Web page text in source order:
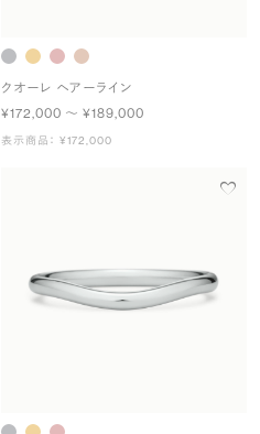
クオーレ ヘアーライン
¥172,000 〜 ¥189,000
表示商品： ¥172,000